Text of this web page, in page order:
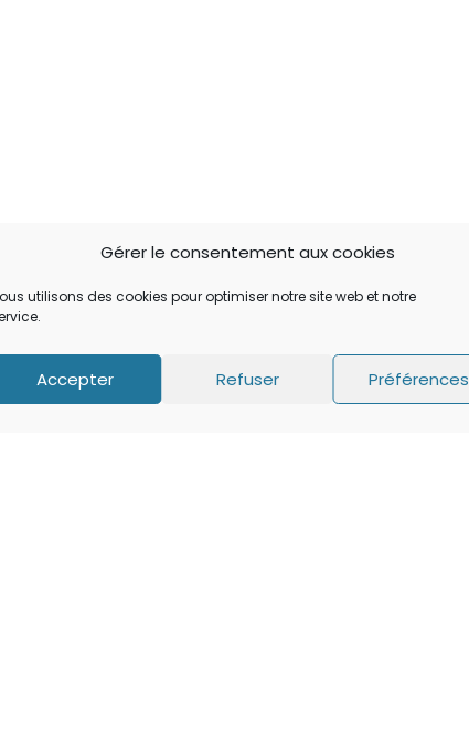
Gérer le consentement aux cookies
utilisons des cookies pour optimiser notre site web et notre
Accepter Refuser Préférences